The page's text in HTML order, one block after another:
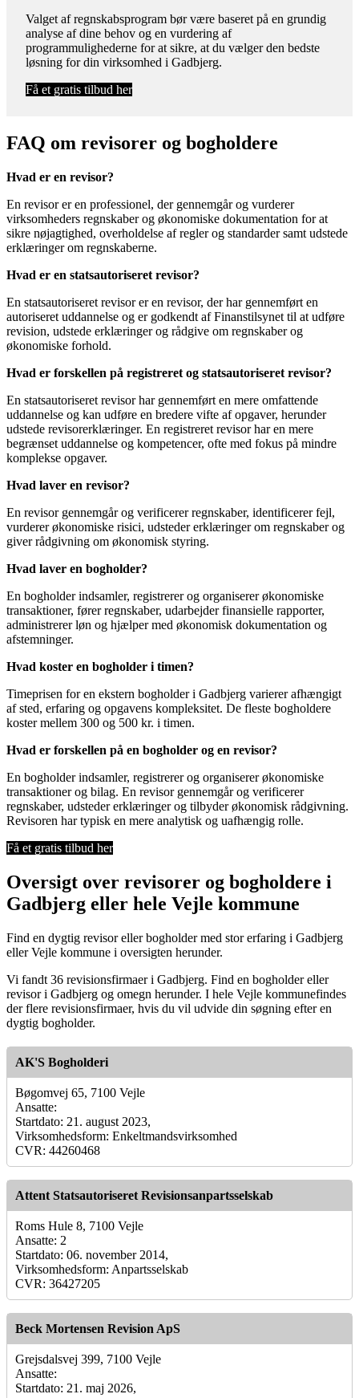
Valget af regnskabsprogram bør være baseret på en grundig
analyse af dine behov og en vurdering af
programmulighederne for at sikre, at du vælger den bedste
løsning for din virksomhed i Gadbjerg.
Få et gratis tilbud her
FAQ om revisorer og bogholdere
Hvad er en revisor?
En revisor er en professionel, der gennemgår og vurderer
virksomheders regnskaber og økonomiske dokumentation for at
sikre nøjagtighed, overholdelse af regler og standarder samt udstede
erklæringer om regnskaberne.
Hvad er en statsautoriseret revisor?
En statsautoriseret revisor er en revisor, der har gennemført en
autoriseret uddannelse og er godkendt af Finanstilsynet til at udføre
revision, udstede erklæringer og rådgive om regnskaber og
økonomiske forhold.
Hvad er forskellen på registreret og statsautoriseret revisor?
En statsautoriseret revisor har gennemført en mere omfattende
uddannelse og kan udføre en bredere vifte af opgaver, herunder
udstede revisorerklæringer. En registreret revisor har en mere
begrænset uddannelse og kompetencer, ofte med fokus på mindre
komplekse opgaver.
Hvad laver en revisor?
En revisor gennemgår og verificerer regnskaber, identificerer fejl,
vurderer økonomiske risici, udsteder erklæringer om regnskaber og
giver rådgivning om økonomisk styring.
Hvad laver en bogholder?
En bogholder indsamler, registrerer og organiserer økonomiske
transaktioner, fører regnskaber, udarbejder finansielle rapporter,
administrerer løn og hjælper med økonomisk dokumentation og
afstemninger.
Hvad koster en bogholder i timen?
Timeprisen for en ekstern bogholder i Gadbjerg varierer afhængigt
af sted, erfaring og opgavens kompleksitet. De fleste bogholdere
koster mellem 300 og 500 kr. i timen.
Hvad er forskellen på en bogholder og en revisor?
En bogholder indsamler, registrerer og organiserer økonomiske
transaktioner og bilag. En revisor gennemgår og verificerer
regnskaber, udsteder erklæringer og tilbyder økonomisk rådgivning.
Revisoren har typisk en mere analytisk og uafhængig rolle.
Få et gratis tilbud her
Oversigt over revisorer og bogholdere i
Gadbjerg eller hele Vejle kommune
Find en dygtig revisor eller bogholder med stor erfaring i Gadbjerg
eller Vejle kommune i oversigten herunder.
Vi fandt 36 revisionsfirmaer i Gadbjerg. Find en bogholder eller
revisor i Gadbjerg og omegn herunder. I hele Vejle kommunefindes
der flere revisionsfirmaer, hvis du vil udvide din søgning efter en
dygtig bogholder.
AK'S Bogholderi
Bøgomvej 65, 7100 Vejle
Ansatte:
Startdato: 21. august 2023,
Virksomhedsform: Enkeltmandsvirksomhed
CVR: 44260468
Attent Statsautoriseret Revisionsanpartsselskab
Roms Hule 8, 7100 Vejle
Ansatte: 2
Startdato: 06. november 2014,
Virksomhedsform: Anpartsselskab
CVR: 36427205
Beck Mortensen Revision ApS
Grejsdalsvej 399, 7100 Vejle
Ansatte:
Startdato: 21. maj 2026,